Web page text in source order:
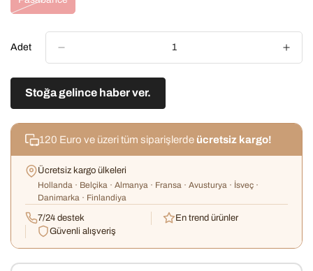
Variant
Sold
Out
Adet
Stoğa gelince haber ver.
120 Euro ve üzeri tüm siparişlerde ücretsiz kargo!
Ücretsiz kargo ülkeleri
Hollanda · Belçika · Almanya · Fransa · Avusturya · İsveç ·
Danimarka · Finlandiya
7/24 destek
En trend ürünler
Güvenli alışveriş